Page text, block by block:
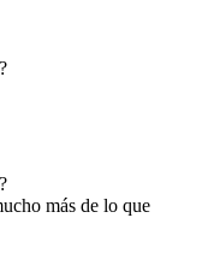
más de lo que